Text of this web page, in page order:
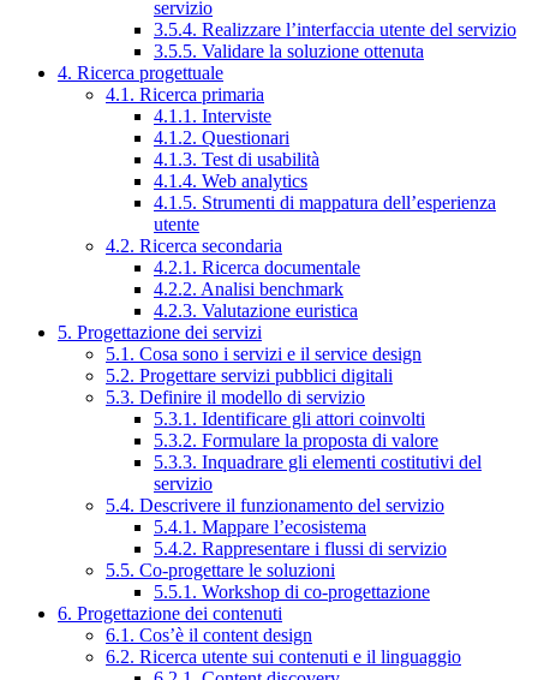
servizio
3.5.4. Realizzare l’interfaccia utente del servizio
3.5.5. Validare la soluzione ottenuta
4. Ricerca progettuale
4.1. Ricerca primaria
4.1.1. Interviste
4.1.2. Questionari
4.1.3. Test di usabilità
4.1.4. Web analytics
4.1.5. Strumenti di mappatura dell’esperienza
utente
4.2. Ricerca secondaria
4.2.1. Ricerca documentale
4.2.2. Analisi benchmark
4.2.3. Valutazione euristica
5. Progettazione dei servizi
5.1. Cosa sono i servizi e il service design
5.2. Progettare servizi pubblici digitali
5.3. Definire il modello di servizio
5.3.1. Identificare gli attori coinvolti
5.3.2. Formulare la proposta di valore
5.3.3. Inquadrare gli elementi costitutivi del
servizio
5.4. Descrivere il funzionamento del servizio
5.4.1. Mappare l’ecosistema
5.4.2. Rappresentare i flussi di servizio
5.5. Co-progettare le soluzioni
5.5.1. Workshop di co-progettazione
6. Progettazione dei contenuti
6.1. Cos’è il content design
6.2. Ricerca utente sui contenuti e il linguaggio